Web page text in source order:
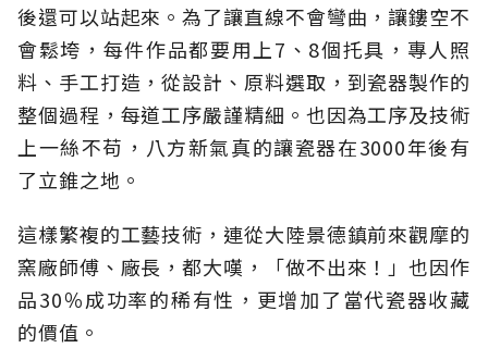
後還可以站起來。為了讓直線不會彎曲，讓鏤空不
會鬆垮，每件作品都要用上7、8個托具，專人照
料、手工打造，從設計、原料選取，到瓷器製作的
整個過程，每道工序嚴謹精細。也因為工序及技術
上一絲不苟，八方新氣真的讓瓷器在3000年後有
了立錐之地。
這樣繁複的工藝技術，連從大陸景德鎮前來觀摩的
窯廠師傅、廠長，都大嘆，「做不出來！」也因作
品30％成功率的稀有性，更增加了當代瓷器收藏
的價值。